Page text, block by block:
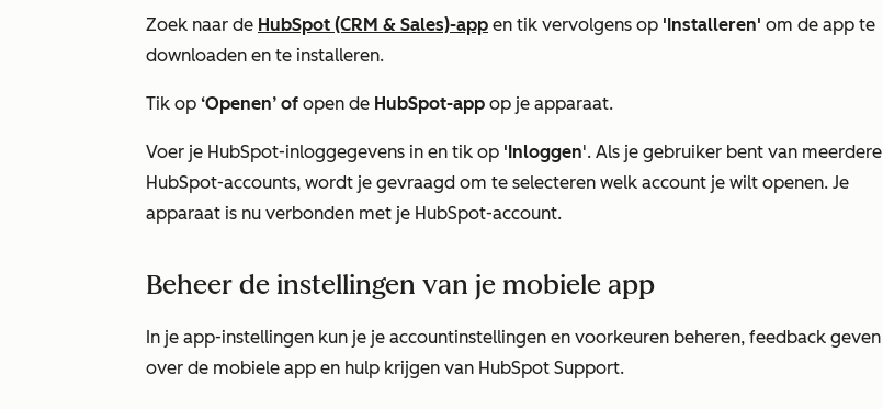
Zoek naar de HubSpot (CRM & Sales)-app en tik vervolgens op 'Installeren' om de app te
downloaden en te installeren.
Tik op ‘Openen’ of open de HubSpot-app op je apparaat.
Voer je HubSpot-inloggegevens in en tik op 'Inloggen'. Als je gebruiker bent van meerdere
HubSpot-accounts, wordt je gevraagd om te selecteren welk account je wilt openen. Je
apparaat is nu verbonden met je HubSpot-account.
Beheer de instellingen van je mobiele app
In je app-instellingen kun je je accountinstellingen en voorkeuren beheren, feedback geven
over de mobiele app en hulp krijgen van HubSpot Support.